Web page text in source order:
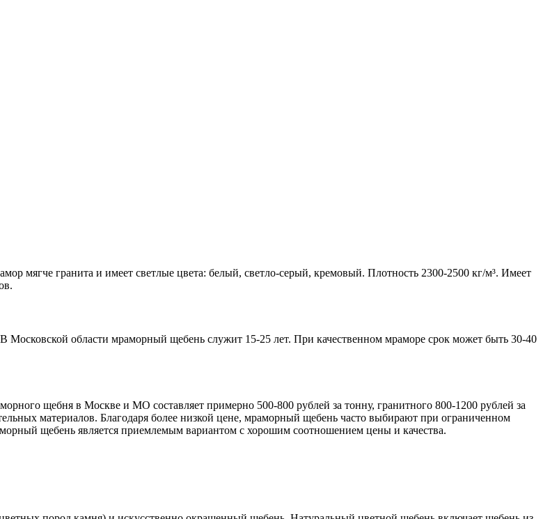
мягче гранита и имеет светлые цвета: белый, светло-серый, кремовый. Плотность 2300-2500 кг/м³. Имеет
Московской области мраморный щебень служит 15-25 лет. При качественном мраморе срок может быть 30-40
щебня в Москве и МО составляет примерно 500-800 рублей за тонну, гранитного 800-1200 рублей за
материалов. Благодаря более низкой цене, мраморный щебень часто выбирают при ограниченном
щебень является приемлемым вариантом с хорошим соотношением цены и качества.